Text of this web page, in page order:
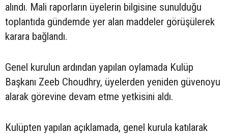
alındı. Mali raporların üyelerin bilgisine sunulduğu
toplantıda gündemde yer alan maddeler görüşülerek
karara bağlandı.
Genel kurulun ardından yapılan oylamada Kulüp
Başkanı Zeeb Choudhry, üyelerden yeniden güvenoyu
alarak görevine devam etme yetkisini aldı.
Kulüpten yapılan açıklamada, genel kurula katılarak